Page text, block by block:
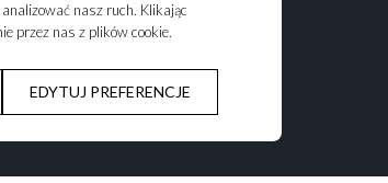
nasz ruch. Klikając
przez nas z plików cookie.
EDYTUJ PREFERENCJE